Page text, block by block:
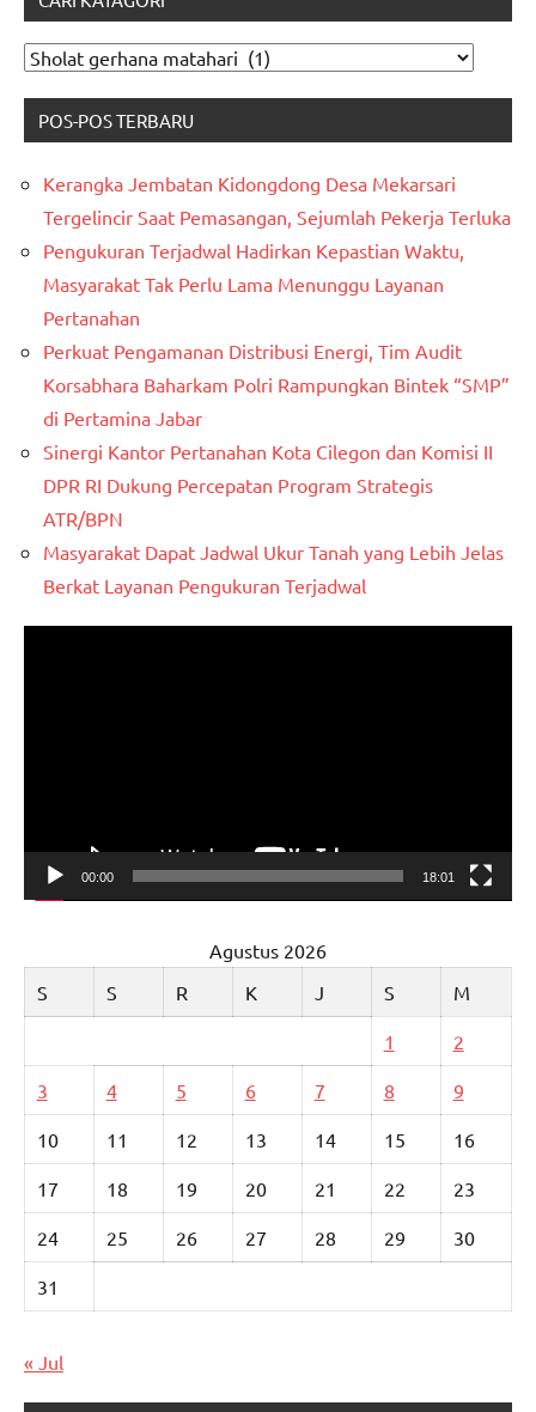
CARI
POS-POS TERBARU
Kerangka Jembatan Kidongdong Desa Mekarsari
Tergelincir Saat Pemasangan, Sejumlah Pekerja Terluka
Pengukuran Terjadwal Hadirkan Kepastian Waktu,
Masyarakat Tak Perlu Lama Menunggu Layanan
Pertanahan
Perkuat Pengamanan Distribusi Energi, Tim Audit
Korsabhara Baharkam Polri Rampungkan Bintek “SMP”
di Pertamina Jabar
Sinergi Kantor Pertanahan Kota Cilegon dan Komisi II
DPR RI Dukung Percepatan Program Strategis
ATR/BPN
Masyarakat Dapat Jadwal Ukur Tanah yang Lebih Jelas
Berkat Layanan Pengukuran Terjadwal
00:00 18:01
Agustus 2026
S
S R K J S M
1 2
3 4 5 6 7 8 9
10 11 12 13 14 15 16
17 18 19 20 21 22 23
24 25 26 27 28 29 30
31
« Jul